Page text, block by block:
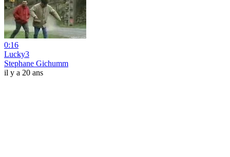
0:16
Lucky3
Stephane Gichumm
il y a 20 ans